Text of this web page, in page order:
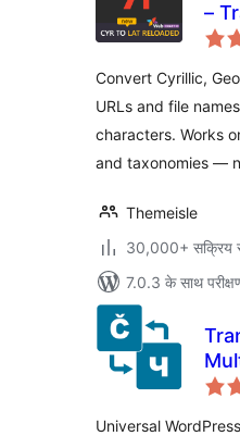
–
Convert Cyrillic,
URLs and file
characters. Works
and taxonomies —
Themeisle
30,000+ सक्रिय
7.0.3 के साथ
Universal